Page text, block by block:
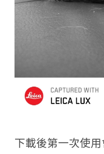
下載後第一次使